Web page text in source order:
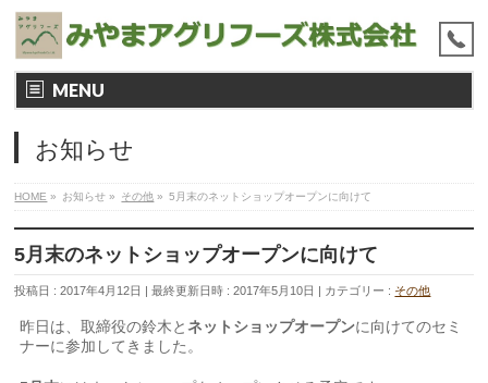
MENU
お知らせ
HOME » お知らせ » その他 » 5月末のネットショップオープンに向けて
5月末のネットショップオープンに向けて
投稿日 : 2017年4月12日 最終更新日時 : 2017年5月10日 カテゴリー : その他
昨日は、取締役の鈴木とネットショップオープンに向けてのセミ
ナーに参加してきました。